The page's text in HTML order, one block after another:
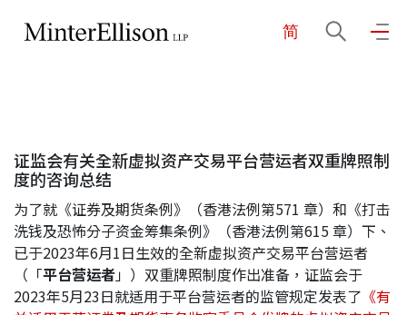
简
关于我们
业务领域
我们的团队
证监会有关全新虚拟资产交易平台营运者双重牌照制
度的咨询总结
为了就《证券及期货条例》（香港法例第571 章）和《打击
洗钱及恐怖分子资金筹集条例》（香港法例第615 章）下、
已于2023年6月1日生效的全新虚拟资产交易平台营运者
（「平台营运者」）双重牌照制度作出准备，证监会于
2023年5月23日就适用于平台营运者的监管规定发表了 《有